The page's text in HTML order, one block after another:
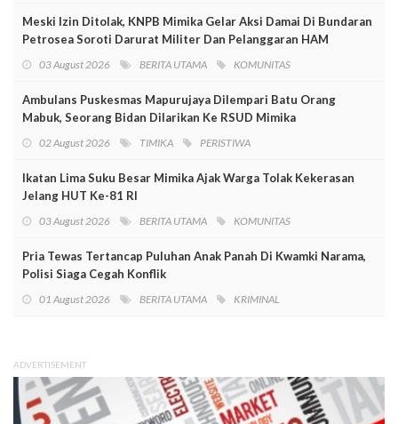
Meski Izin Ditolak, KNPB Mimika Gelar Aksi Damai Di Bundaran
Petrosea Soroti Darurat Militer Dan Pelanggaran HAM
03 August 2026 BERITA UTAMA KOMUNITAS
Ambulans Puskesmas Mapurujaya Dilempari Batu Orang
Mabuk, Seorang Bidan Dilarikan Ke RSUD Mimika
02 August 2026 TIMIKA PERISTIWA
Ikatan Lima Suku Besar Mimika Ajak Warga Tolak Kekerasan
Jelang HUT Ke-81 RI
03 August 2026 BERITA UTAMA KOMUNITAS
Pria Tewas Tertancap Puluhan Anak Panah Di Kwamki Narama,
Polisi Siaga Cegah Konflik
01 August 2026 BERITA UTAMA KRIMINAL
ADVERTISEMENT